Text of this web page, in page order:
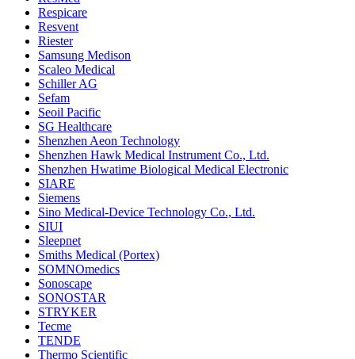
Respicare
Resvent
Riester
Samsung Medison
Scaleo Medical
Schiller AG
Sefam
Seoil Pacific
SG Healthcare
Shenzhen Aeon Technology
Shenzhen Hawk Medical Instrument Co., Ltd.
Shenzhen Hwatime Biological Medical Electronic
SIARE
Siemens
Sino Medical-Device Technology Co., Ltd.
SIUI
Sleepnet
Smiths Medical (Portex)
SOMNOmedics
Sonoscape
SONOSTAR
STRYKER
Tecme
TENDE
Thermo Scientific